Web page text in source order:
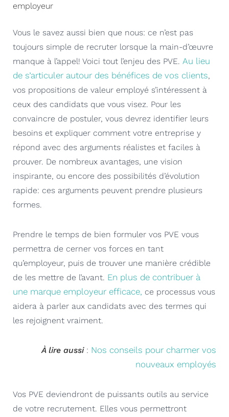
employeur
Vous le savez aussi bien que nous: ce n’est pas
toujours simple de recruter lorsque la main-d’œuvre
manque à l’appel! Voici tout l’enjeu des PVE. Au lieu
de s’articuler autour des bénéfices de vos clients,
vos propositions de valeur employé s’intéressent à
ceux des candidats que vous visez. Pour les
convaincre de postuler, vous devrez identifier leurs
besoins et expliquer comment votre entreprise y
répond avec des arguments réalistes et faciles à
prouver. De nombreux avantages, une vision
inspirante, ou encore des possibilités d’évolution
rapide: ces arguments peuvent prendre plusieurs
formes.
Prendre le temps de bien formuler vos PVE vous
permettra de cerner vos forces en tant
qu’employeur, puis de trouver une manière crédible
de les mettre de l’avant. En plus de contribuer à
une marque employeur efficace, ce processus vous
aidera à parler aux candidats avec des termes qui
les rejoignent vraiment.
À lire aussi: Nos conseils pour charmer vos
nouveaux employés
Vos PVE deviendront de puissants outils au service
de votre recrutement. Elles vous permettront